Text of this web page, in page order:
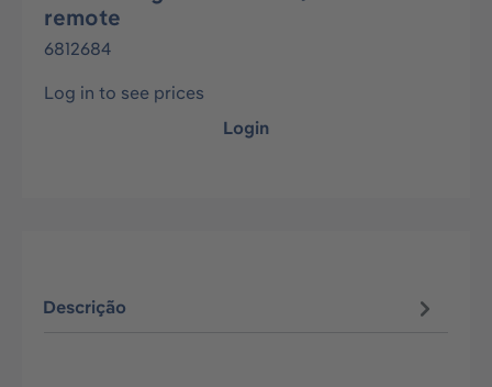
remote
6812684
Log in to see prices
Login
Descrição